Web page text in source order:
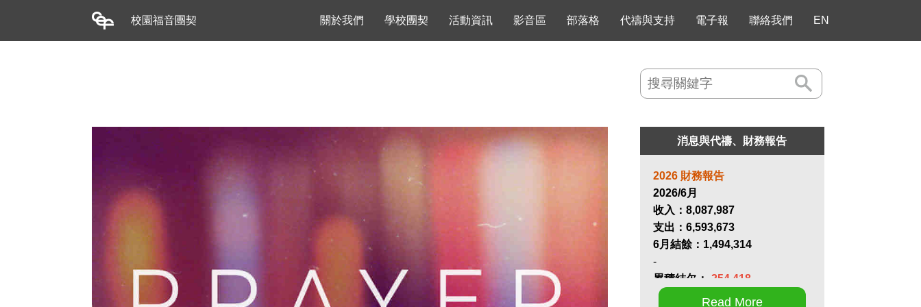
校園福音團契 關於我們 學校團契 活動資訊 影音區 部落格 代禱與支持 電子報 聯絡我們 EN
消息與代禱、財務報告
2026 財務報告
2026/6月
收入： 8,087,987
支出： 6,593,673
6月結餘： 1,494,314
-
累積結欠：
-254,418
Read More